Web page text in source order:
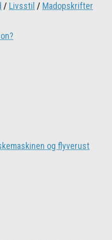
/ Livsstil / Madopskrifter
og flyverust